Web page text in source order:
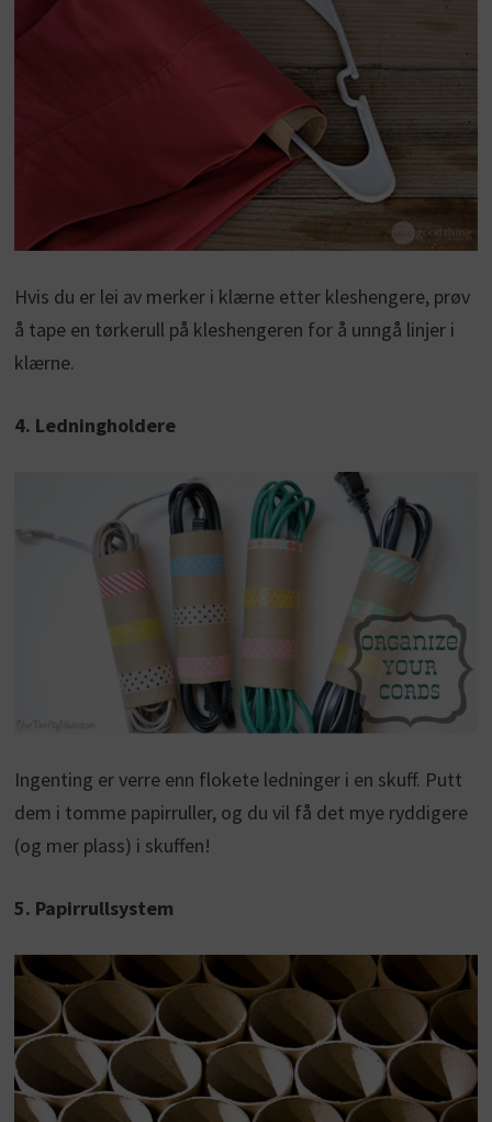
Hvis du er lei av merker i klærne etter kleshengere, prøv
å tape en tørkerull på kleshengeren for å unngå linjer i
klærne.
4. Ledningholdere
Ingenting er verre enn flokete ledninger i en skuff. Putt
dem i tomme papirruller, og du vil få det mye ryddigere
(og mer plass) i skuffen!
5. Papirrullsystem